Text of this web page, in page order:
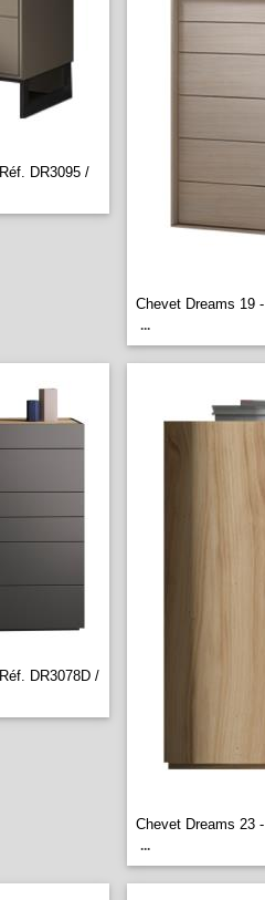
Réf. DR3095 /
Chevet Dreams 19 -
...
Réf. DR3078D /
Chevet Dreams 23 -
...